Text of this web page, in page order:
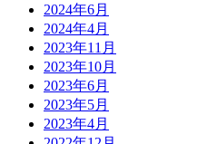
2024年6月
2024年4月
2023年11月
2023年10月
2023年6月
2023年5月
2023年4月